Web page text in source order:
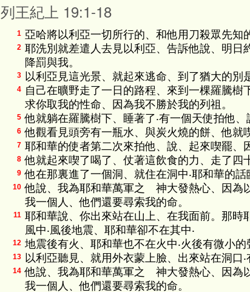
列王紀上 19:1-18
1 亞哈將以利亞一切所行的、和他用刀殺眾先知
2 耶洗別就差遣人去見以利亞、告訴他說、明
降罰與我。
3 以利亞見這光景、就起來逃命、到了猶大的別
4 自己在曠野走了一日的路程、來到一棵羅騰樹
求你取我的性命、因為我不勝於我的列祖。
5 他就躺在羅騰樹下、睡著了‧有一個天使拍他、
6 他觀看見頭旁有一瓶水、與炭火燒的餅、他就
7 耶和華的使者第二次來拍他、說、起來喫罷、
8 他就起來喫了喝了、仗著這飲食的力、走了
9 他在那裏進了一個洞、就住在洞中‧耶和華的
10 他說、我為耶和華萬軍之 神大發熱心、因為
我一個人、他們還要尋索我的命。
11 耶和華說、你出來站在山上、在我面前。那
風中‧風後地震、耶和華卻不在其中‧
12 地震後有火、耶和華也不在火中‧火後有微小的
13 以利亞聽見、就用外衣蒙上臉、出來站在洞口
14 他說、我為耶和華萬軍之 神大發熱心、因為
我一個人、他們還要尋索我的命。